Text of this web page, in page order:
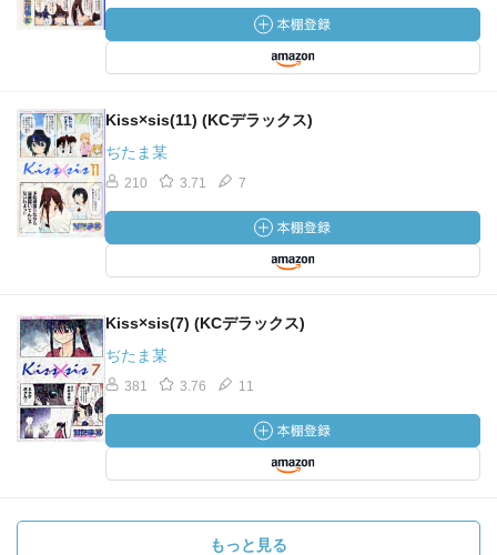
Kiss×sis(11) (KCデラックス)
ぢたま某
210 3.71 7
Kiss×sis(7) (KCデラックス)
ぢたま某
381 3.76 11
もっと見る